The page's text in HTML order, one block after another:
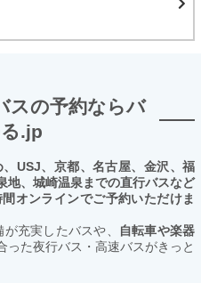
スの予約ならバ
.jp
USJ、京都、名古屋、金沢、福
地、城崎温泉までの直行バスなど
オンラインでご予約いただけま
充実したバスや、
自転車や楽器
った夜行バス・高速バスがきっと